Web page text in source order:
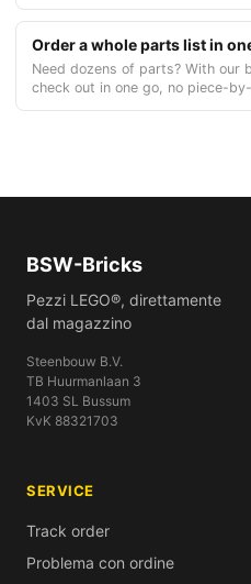
Order a whole parts list in
Need dozens of parts? With our
check out in one go, no piece-
BSW-Bricks
Pezzi LEGO®, direttamente
dal magazzino
Steenbouw B.V.
TB Huurmanlaan 3
1403 SL Bussum
KvK 88321703
SERVICE
Track order
Problema con ordine